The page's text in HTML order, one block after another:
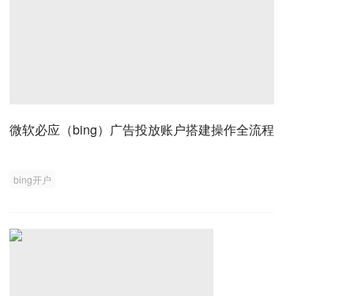
微软必应（bing）广告投放账户搭建操作全流程
bing开户